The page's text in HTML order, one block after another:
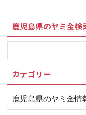
鹿児島県のヤミ金検
カテゴリー
鹿児島県のヤミ金情